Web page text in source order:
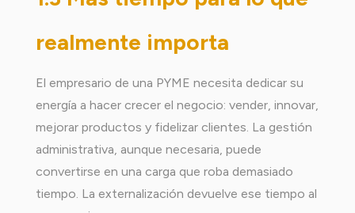
realmente importa
El empresario de una PYME necesita dedicar su
energía a hacer crecer el negocio: vender, innovar,
mejorar productos y fidelizar clientes. La gestión
administrativa, aunque necesaria, puede
convertirse en una carga que roba demasiado
tiempo. La externalización devuelve ese tiempo al